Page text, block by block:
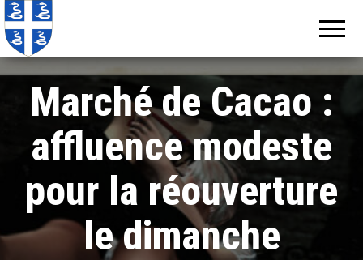
Marché de Cacao :
affluence modeste
pour la réouverture
le dimanche